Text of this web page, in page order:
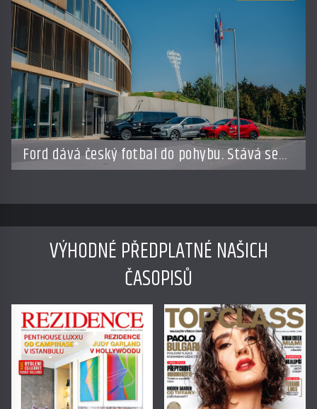
Ford dává český fotbal do pohybu. Stává se
novým partnerem FAČR
VÝHODNÉ PŘEDPLATNÉ NAŠICH
ČASOPISŮ